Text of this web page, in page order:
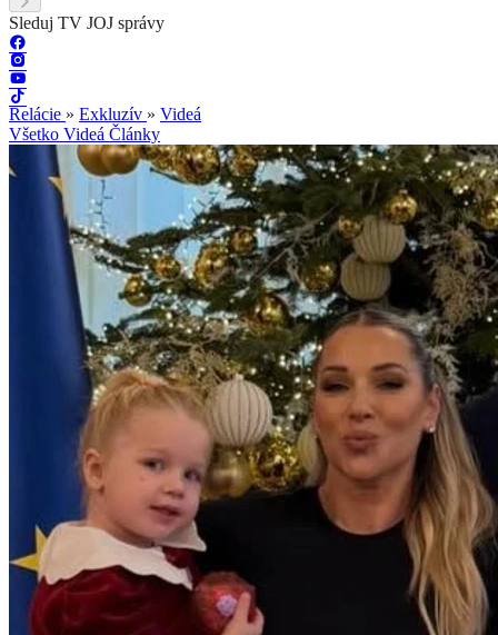
Sleduj TV JOJ správy
Relácie » Exkluzív » Videá
Všetko Videá Články